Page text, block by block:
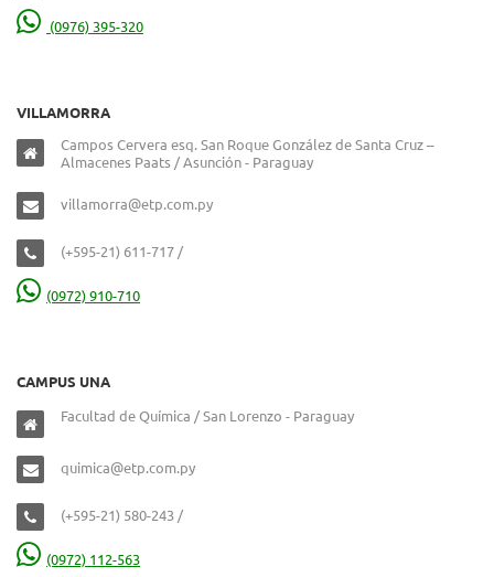
(0976) 395-320
VILLAMORRA
Campos Cervera esq. San Roque González de Santa Cruz –
Almacenes Paats / Asunción - Paraguay
villamorra@etp.com.py
(+595-21) 611-717 /
(0972) 910-710
CAMPUS UNA
Facultad de Química / San Lorenzo - Paraguay
quimica@etp.com.py
(+595-21) 580-243 /
(0972) 112-563